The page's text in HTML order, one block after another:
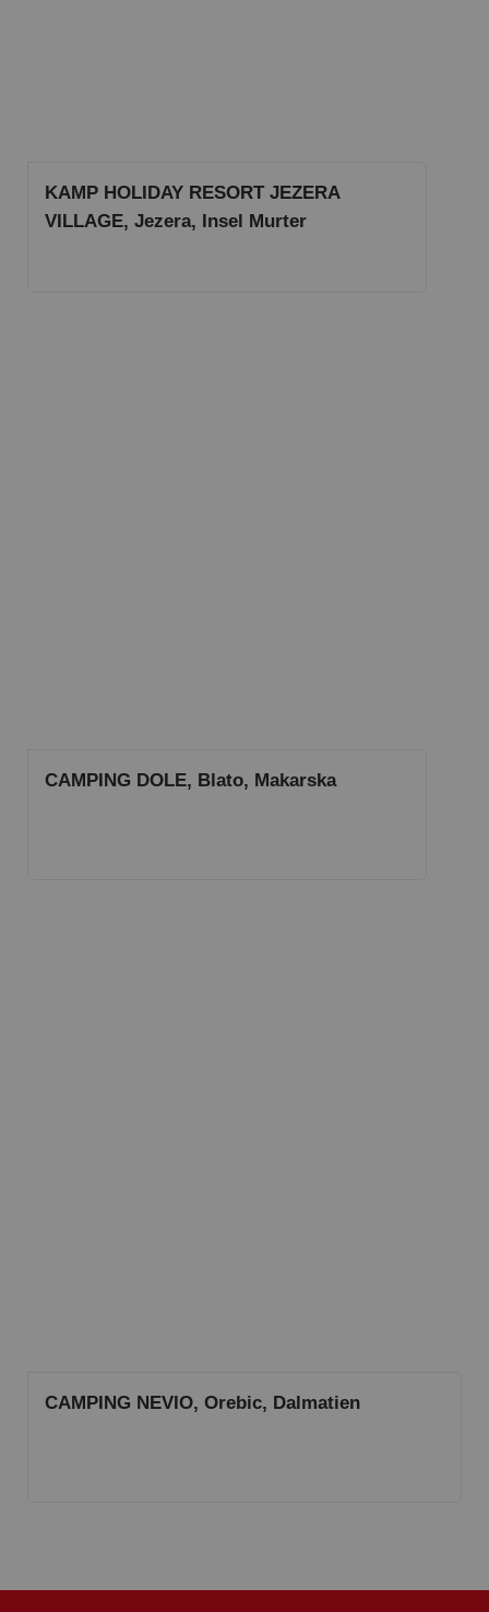
KAMP HOLIDAY RESORT JEZERA
VILLAGE, Jezera, Insel Murter
CAMPING DOLE, Blato, Makarska
CAMPING NEVIO, Orebic, Dalmatien